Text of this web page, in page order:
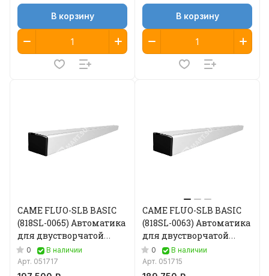
В корзину В корзину
CAME FLUO-SLB BASIC
(818SL-0065) Автоматика
для двустворчатой
раздвижной двери
0
В наличии
Арт. 051717
CAME FLUO-SLB BASIC
(818SL-0063) Автоматика
для двустворчатой
раздвижной двери
0
В наличии
Арт. 051715